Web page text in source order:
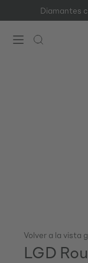
Saltar al contenido
Diamantes
Volver a la vista
LGD